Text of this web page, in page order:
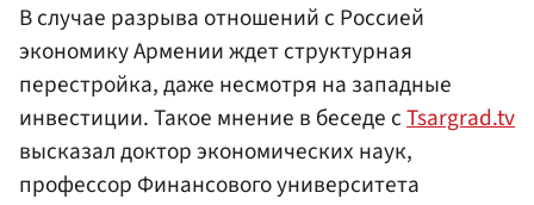
В случае разрыва отношений с Россией
экономику Армении ждет структурная
перестройка, даже несмотря на западные
инвестиции. Такое мнение в беседе сTsargrad.tv
высказал доктор экономических наук,
профессор Финансового университета